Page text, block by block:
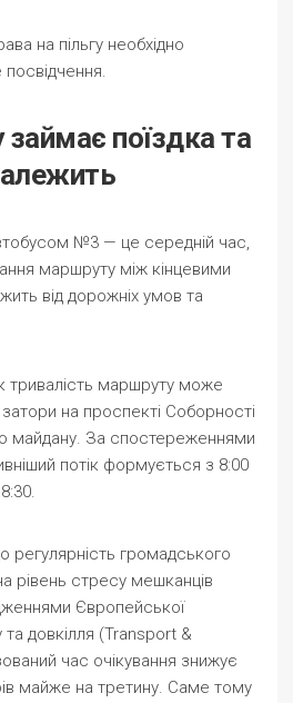
на пільгу необхідно
посвідчення.
займає поїздка та
№3 — це середній час,
маршруту між кінцевими
від дорожніх умов та
тривалість маршруту може
на проспекті Соборності
майдану. За спостереженнями
потік формується з 8:00
регулярність громадського
рівень стресу мешканців
Європейської
та довкілля (Transport &
час очікування знижує
майже на третину. Саме тому